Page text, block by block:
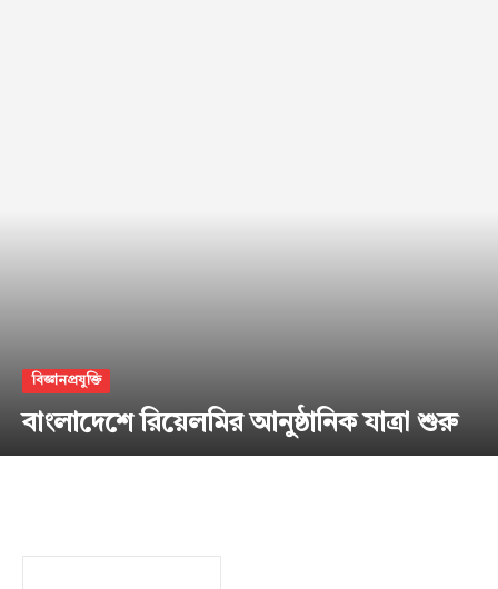
বিজ্ঞানপ্রযুক্তি
বাংলাদেশে রিয়েলমির আনুষ্ঠানিক যাত্রা শুরু